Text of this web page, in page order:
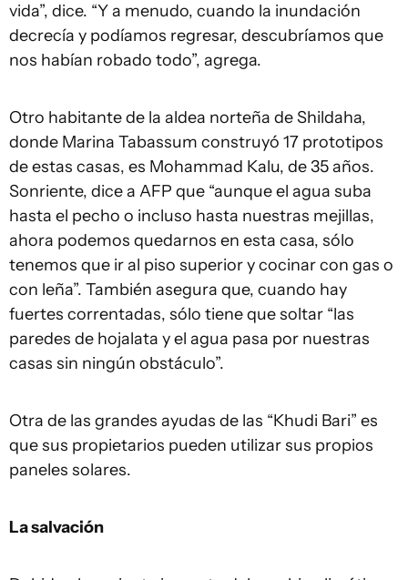
vida”, dice. “Y a menudo, cuando la inundación
decrecía y podíamos regresar, descubríamos que
nos habían robado todo”, agrega.
Otro habitante de la aldea norteña de Shildaha,
donde Marina Tabassum construyó 17 prototipos
de estas casas, es Mohammad Kalu, de 35 años.
Sonriente, dice a AFP que “aunque el agua suba
hasta el pecho o incluso hasta nuestras mejillas,
ahora podemos quedarnos en esta casa, sólo
tenemos que ir al piso superior y cocinar con gas o
con leña”. También asegura que, cuando hay
fuertes correntadas, sólo tiene que soltar “las
paredes de hojalata y el agua pasa por nuestras
casas sin ningún obstáculo”.
Otra de las grandes ayudas de las “Khudi Bari” es
que sus propietarios pueden utilizar sus propios
paneles solares.
La salvación